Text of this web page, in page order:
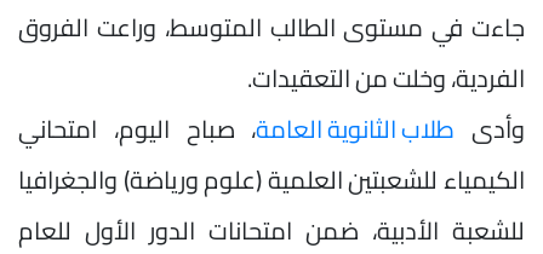
جاءت في مستوى الطالب المتوسط، وراعت الفروق
الفردية، وخلت من التعقيدات.
وأدى طلاب الثانوية العامة، صباح اليوم، امتحاني
الكيمياء للشعبتين العلمية (علوم ورياضة) والجغرافيا
للشعبة الأدبية، ضمن امتحانات الدور الأول للعام